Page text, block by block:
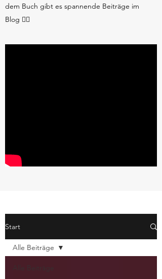
dem Buch gibt es spannende Beiträge im
Blog 👇🏻
Start
Alle Beiträge